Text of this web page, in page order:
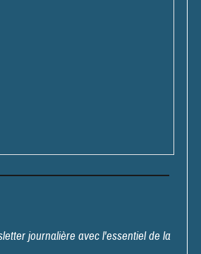
journalière avec l'essentiel de la